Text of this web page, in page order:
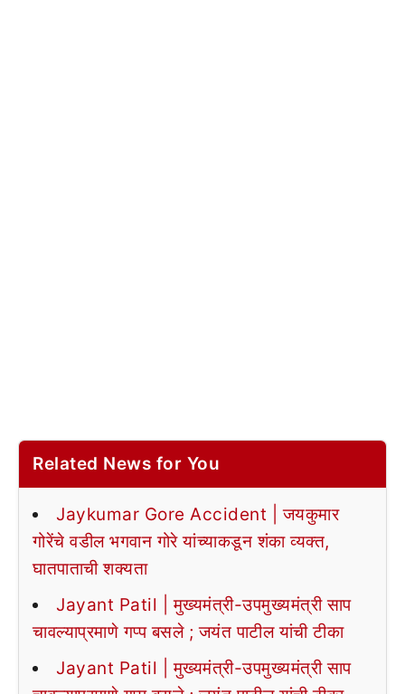
Related News for You
Jaykumar Gore Accident | जयकुमार
गोरेंचे वडील भगवान गोरे यांच्याकडून शंका व्यक्त,
घातपाताची शक्यता
Jayant Patil | मुख्यमंत्री-उपमुख्यमंत्री साप
चावल्याप्रमाणे गप्प बसले ; जयंत पाटील यांची टीका
Jayant Patil | मुख्यमंत्री-उपमुख्यमंत्री साप